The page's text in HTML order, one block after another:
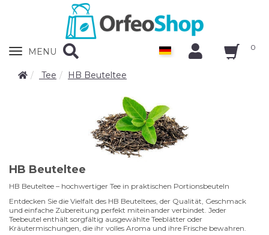
Zobrazit
MENU 0
Tee HB Beuteltee
HB Beuteltee
HB Beuteltee – hochwertiger Tee in praktischen Portionsbeuteln
Entdecken Sie die Vielfalt des HB Beuteltees, der Qualität, Geschmack
und einfache Zubereitung perfekt miteinander verbindet. Jeder
Teebeutel enthält sorgfältig ausgewählte Teeblätter oder
Kräutermischungen, die ihr volles Aroma und ihre Frische bewahren.